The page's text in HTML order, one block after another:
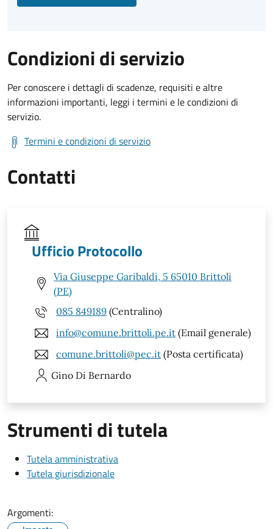
Condizioni di servizio
Per conoscere i dettagli di scadenze, requisiti e altre
informazioni importanti, leggi i termini e le condizioni di
servizio.
Termini e condizioni di servizio
Contatti
Ufficio Protocollo
Via Giuseppe Garibaldi, 5 65010 Brittoli
(PE)
085 849189 (Centralino)
info@comune.brittoli.pe.it (Email generale)
comune.brittoli@pec.it (Posta certificata)
Gino Di Bernardo
Strumenti di tutela
Tutela amministrativa
Tutela giurisdizionale
Argomenti: